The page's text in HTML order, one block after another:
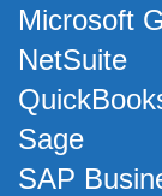
Microsoft
NetSuite
Sage
SAP